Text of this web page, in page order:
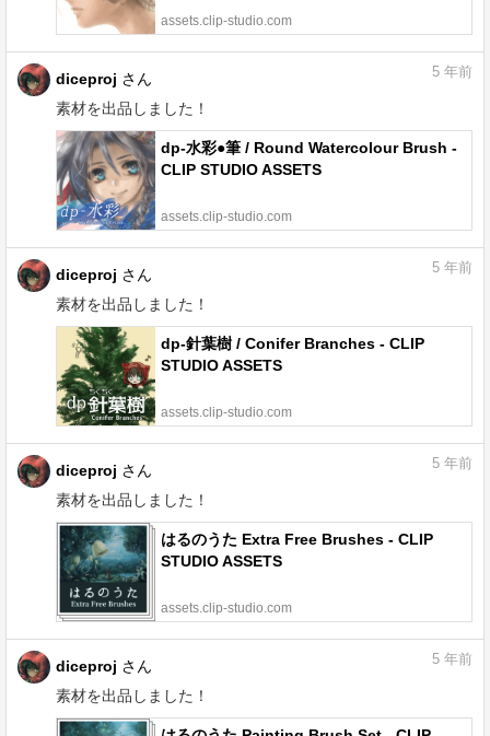
assets.clip-studio.com
diceproj さん
素材を出品しました！
5 年前
dp-水彩●筆 / Round Watercolour Brush -
CLIP STUDIO ASSETS
assets.clip-studio.com
diceproj さん
素材を出品しました！
5 年前
dp-針葉樹 / Conifer Branches - CLIP
STUDIO ASSETS
assets.clip-studio.com
diceproj さん
素材を出品しました！
5 年前
はるのうた Extra Free Brushes - CLIP
STUDIO ASSETS
assets.clip-studio.com
diceproj さん
素材を出品しました！
5 年前